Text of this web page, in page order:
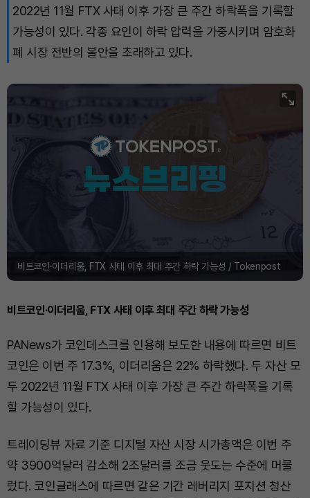
2022년 11월 FTX 사태 이후 가장 큰 주간 하락폭을 기록할
가능성이 있다. 각종 요인이 하락 압력을 가중시키며 암호화
폐 시장 전반의 불안을 초래하고 있다.
비트코인·이더리움, FTX 사태 이후 최대 주간 하락 가능성 / Tokenpost
비트코인·이더리움, FTX 사태 이후 최대 주간 하락 가능성
PANews가 코인데스크를 인용해 보도한 내용에 따르면 비트
코인은 이번 주 17.3%, 이더리움은 22% 하락했다. 두 자산 모
두 2022년 11월 FTX 사태 이후 가장 큰 주간 하락폭을 기록
할 가능성이 있다.
트레이딩뷰 자료 기준 디지털 자산 시장 시가총액은 이번 주
약 3900억달러 감소해 2조달러를 조금 웃도는 수준에 머물
렀다. 코인글래스에 따르면 같은 기간 레버리지 포지션 청산